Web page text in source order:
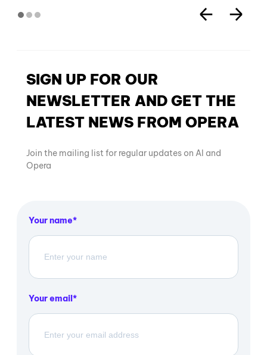
SIGN UP FOR OUR
NEWSLETTER AND GET THE
LATEST NEWS FROM OPERA
Join the mailing list for regular updates on AI and
Opera
Your name
Your email